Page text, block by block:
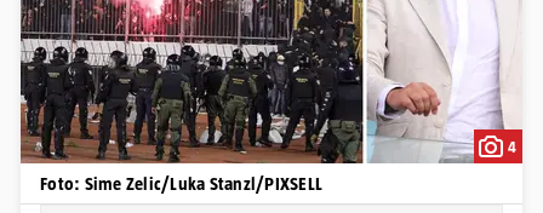
4
Foto: Sime Zelic/Luka Stanzl/PIXSELL